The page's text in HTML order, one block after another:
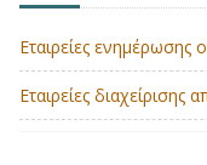
Εταιρείες ενημέρωσης
Εταιρείες διαχείρισης